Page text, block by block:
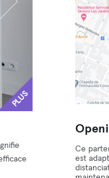
PLUS
Ce
est